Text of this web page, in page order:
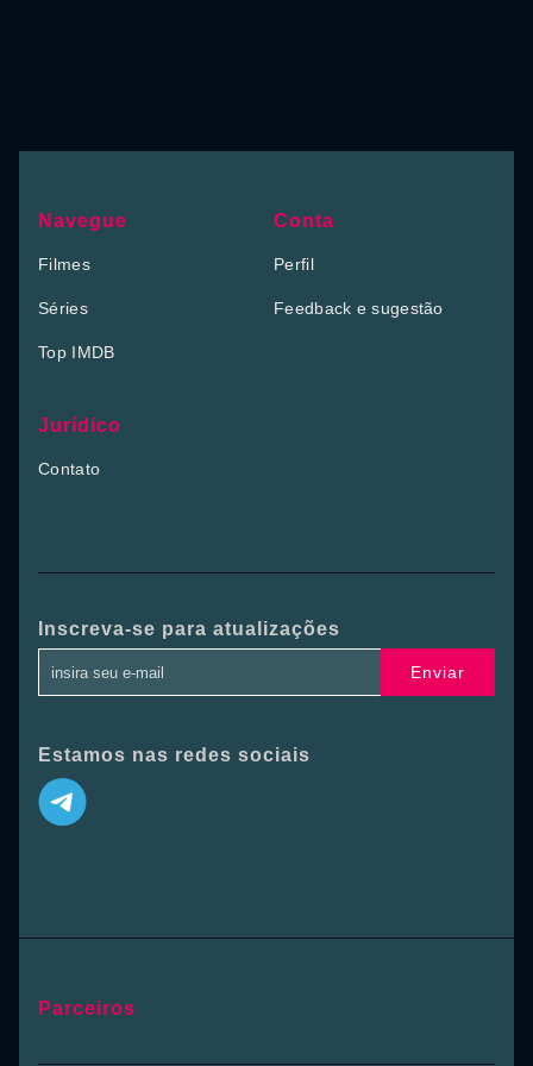
Navegue
Filmes
Séries
Top IMDB
Conta
Perfil
Feedback e sugestão
Jurídico
Contato
Inscreva-se para atualizações
Enviar
Estamos nas redes sociais
Parceiros